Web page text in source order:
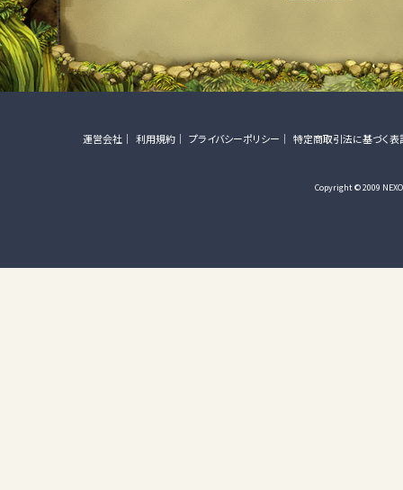
運営会社 利用規約 プライバシーポリシー 特定商取引法に基づく表
Copyright © 2009